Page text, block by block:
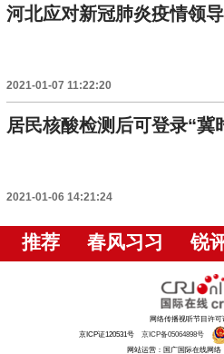
河北应对新冠肺炎疫情领
2021-01-07 11:22:20
居民核酸检测后可登录“冀
2021-01-06 14:21:24
推荐 春风习习 锐
网络传播视听节目许可
京ICP证120531号 京ICP备05064898号
网站运营：国广国际在线网络